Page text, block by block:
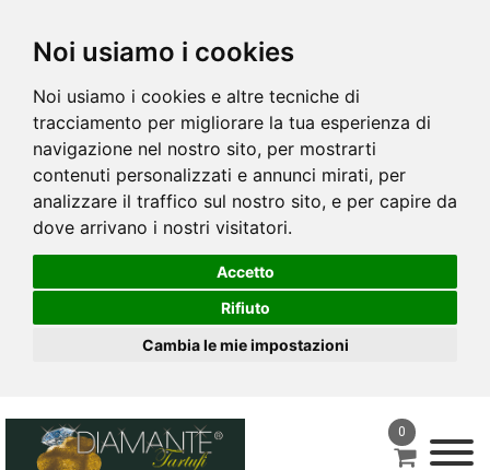
Noi usiamo i cookies
Noi usiamo i cookies e altre tecniche di
tracciamento per migliorare la tua esperienza di
navigazione nel nostro sito, per mostrarti
contenuti personalizzati e annunci mirati, per
analizzare il traffico sul nostro sito, e per capire da
dove arrivano i nostri visitatori.
Accetto
Rifiuto
Cambia le mie impostazioni
0